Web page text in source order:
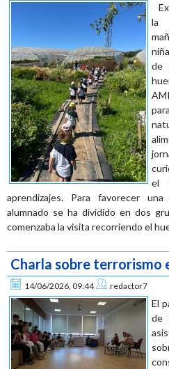
la
de
el
aprendizajes. Para favorecer
alumnado se ha dividido en dos
comenzaba la visita recorriendo el
Charla sobre terrorismo
14/06/2026, 09:44 redactor7
El
de